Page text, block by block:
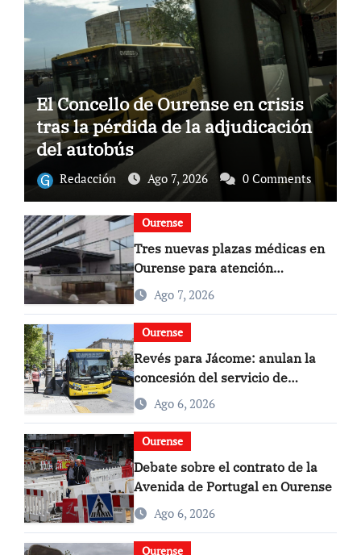
El Concello de Ourense en crisis
tras la pérdida de la adjudicación
del autobús
Redacción Ago 7, 2026 0 Comments
Ourense
Tres nuevas plazas médicas en
Ourense para atención
domiciliaria
Ago 7, 2026
Ourense
Revés para Jácome: anulan la
concesión del servicio de
autobús urbano en Ourense
Ago 6, 2026
Ourense
Debate sobre el contrato de la
Avenida de Portugal en Ourense
Ago 6, 2026
Ourense